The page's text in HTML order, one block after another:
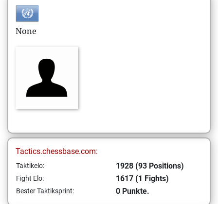
None
Tactics.chessbase.com:
Taktikelo: 1928 (93 Positions)
Fight Elo: 1617 (1 Fights)
Bester Taktiksprint: 0 Punkte.